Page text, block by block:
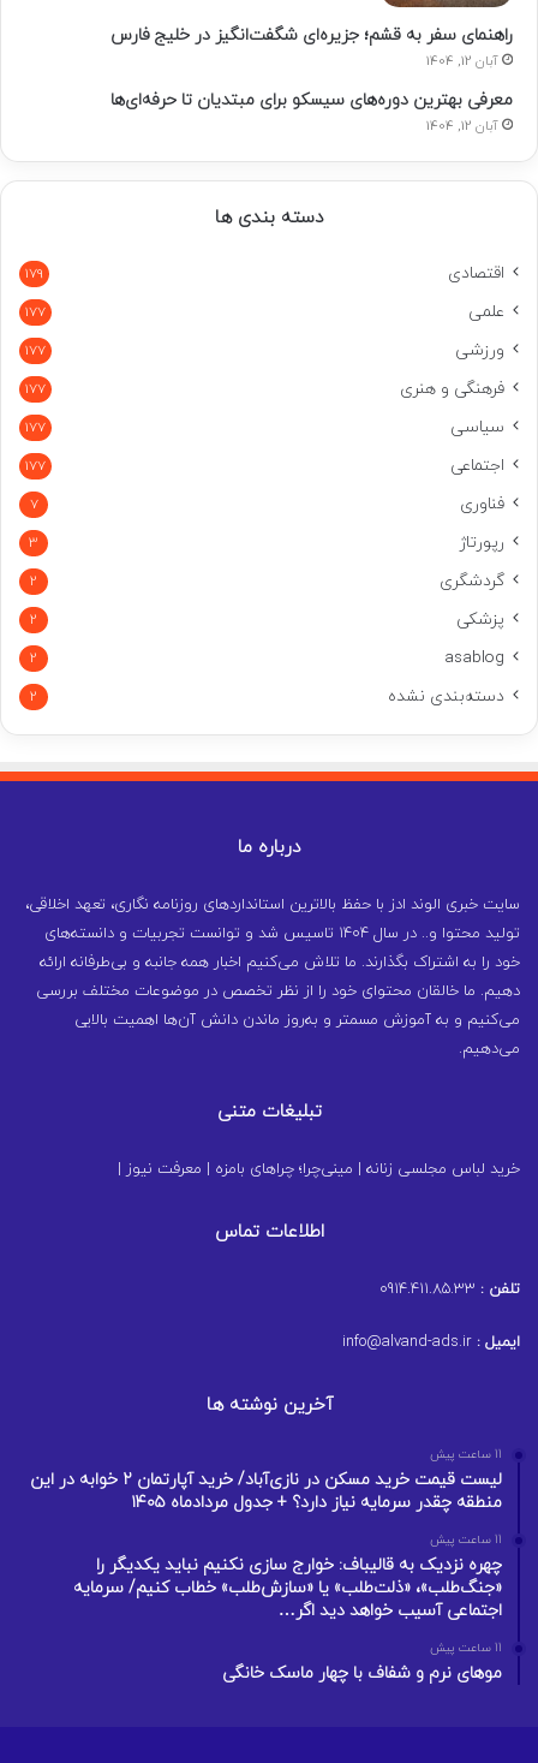
راهنمای سفر به قشم؛ جزیره‌ای شگفت‌انگیز در خلیج فارس
آبان 12, 1404
معرفی بهترین دوره‌های سیسکو برای مبتدیان تا حرفه‌ای‌ها
آبان 12, 1404
دسته بندی ها
اقتصادی 179
علمی 177
ورزشی 177
فرهنگی و هنری 177
سیاسی 177
اجتماعی 177
فناوری 7
رپورتاژ 3
گردشگری 2
پزشکی 2
asablog
2
دسته‌بندی نشده 2
درباره ما
سایت خبری الوند ادز با حفظ بالاترین استانداردهای روزنامه نگاری، تعهد اخلاقی،
تولید محتوا و.. در سال ۱۴۰۴ تاسیس شد و توانست تجربیات و دانسته‌های
خود را به اشتراک بگذارند. ما تلاش می‌کنیم اخبار همه جانبه و بی‌طرفانه ارائه
دهیم. ما خالقان محتوای خود را از نظر تخصص در موضوعات مختلف بررسی
می‌کنیم و به آموزش مسمتر و به‌روز ماندن دانش آن‌ها اهمیت بالایی
می‌دهیم.
تبلیغات متنی
خرید لباس مجلسی زنانه | مینی‌چرا؛ چراهای بامزه | معرفت نیوز |
اطلاعات تماس
تلفن :
ایمیل :
آخرین نوشته ها
11 ساعت پیش
لیست قیمت خرید مسکن در نازی‌آباد/ خرید آپارتمان ۲ خوابه در این
منطقه چقدر سرمایه نیاز دارد؟ + جدول مردادماه ۱۴۰۵
11 ساعت پیش
چهره نزدیک به قالیباف: خوارج سازی نکنیم نباید یکدیگر را
«جنگ‌طلب»، «ذلت‌طلب» یا «سازش‌طلب» خطاب کنیم/ سرمایه
اجتماعی آسیب خواهد دید اگر…
11 ساعت پیش
موهای نرم و شفاف با چهار ماسک خانگی